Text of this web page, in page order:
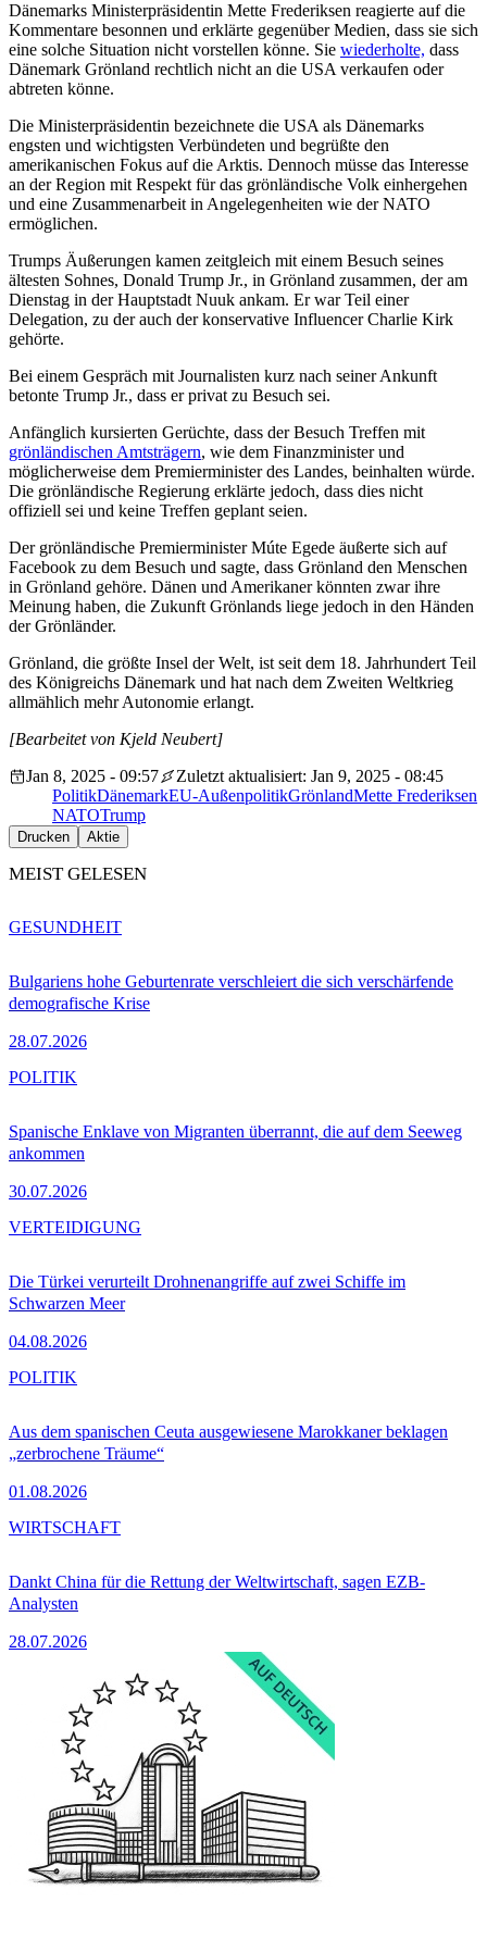
Dänemarks Ministerpräsidentin Mette Frederiksen reagierte auf die
Kommentare besonnen und erklärte gegenüber Medien, dass sie sich
eine solche Situation nicht vorstellen könne. Sie wiederholte, dass
Dänemark Grönland rechtlich nicht an die USA verkaufen oder
abtreten könne.
Die Ministerpräsidentin bezeichnete die USA als Dänemarks
engsten und wichtigsten Verbündeten und begrüßte den
amerikanischen Fokus auf die Arktis. Dennoch müsse das Interesse
an der Region mit Respekt für das grönländische Volk einhergehen
und eine Zusammenarbeit in Angelegenheiten wie der NATO
ermöglichen.
Trumps Äußerungen kamen zeitgleich mit einem Besuch seines
ältesten Sohnes, Donald Trump Jr., in Grönland zusammen, der am
Dienstag in der Hauptstadt Nuuk ankam. Er war Teil einer
Delegation, zu der auch der konservative Influencer Charlie Kirk
gehörte.
Bei einem Gespräch mit Journalisten kurz nach seiner Ankunft
betonte Trump Jr., dass er privat zu Besuch sei.
Anfänglich kursierten Gerüchte, dass der Besuch Treffen mit
grönländischen Amtsträgern, wie dem Finanzminister und
möglicherweise dem Premierminister des Landes, beinhalten würde.
Die grönländische Regierung erklärte jedoch, dass dies nicht
offiziell sei und keine Treffen geplant seien.
Der grönländische Premierminister Múte Egede äußerte sich auf
Facebook zu dem Besuch und sagte, dass Grönland den Menschen
in Grönland gehöre. Dänen und Amerikaner könnten zwar ihre
Meinung haben, die Zukunft Grönlands liege jedoch in den Händen
der Grönländer.
Grönland, die größte Insel der Welt, ist seit dem 18. Jahrhundert Teil
des Königreichs Dänemark und hat nach dem Zweiten Weltkrieg
allmählich mehr Autonomie erlangt.
[Bearbeitet von Kjeld Neubert]
Jan 8, 2025 - 09:57
Zuletzt aktualisiert: Jan 9, 2025 - 08:45
PolitikDänemarkEU-AußenpolitikGrönlandMette Frederiksen
NATOTrump
Drucken Aktie
MEIST GELESEN
Bulgariens hohe Geburtenrate verschleiert die sich verschärfende
demografische Krise
28.07.2026
GESUNDHEIT
Spanische Enklave von Migranten überrannt, die auf dem Seeweg
ankommen
30.07.2026
POLITIK
Die Türkei verurteilt Drohnenangriffe auf zwei Schiffe im
Schwarzen Meer
04.08.2026
VERTEIDIGUNG
Aus dem spanischen Ceuta ausgewiesene Marokkaner beklagen
„zerbrochene Träume“
01.08.2026
POLITIK
Dankt China für die Rettung der Weltwirtschaft, sagen EZB-
Analysten
28.07.2026
WIRTSCHAFT